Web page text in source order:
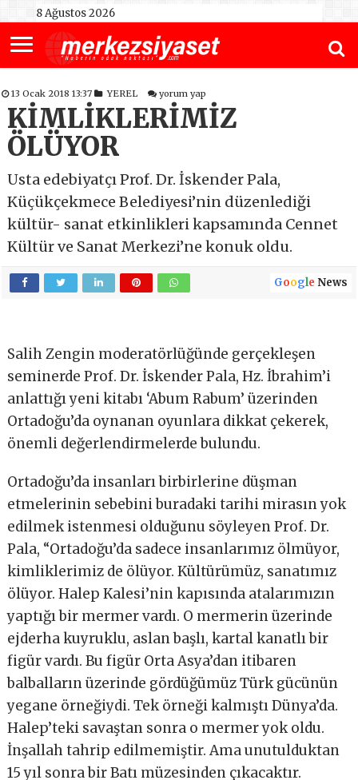
8 Ağustos 2026
13 Ocak 2018 13:37 YEREL yorum yap
KİMLİKLERİMİZ
ÖLÜYOR
Usta edebiyatçı Prof. Dr. İskender Pala,
Küçükçekmece Belediyesi’nin düzenlediği
kültür- sanat etkinlikleri kapsamında Cennet
Kültür ve Sanat Merkezi’ne konuk oldu.
Google News
Salih Zengin moderatörlüğünde gerçekleşen
seminerde Prof. Dr. İskender Pala, Hz. İbrahim’i
anlattığı yeni kitabı ‘Abum Rabum’ üzerinden
Ortadoğu’da oynanan oyunlara dikkat çekerek,
önemli değerlendirmelerde bulundu.
Ortadoğu’da insanları birbirlerine düşman
etmelerinin sebebini buradaki tarihi mirasın yok
edilmek istenmesi olduğunu söyleyen Prof. Dr.
Pala, “Ortadoğu’da sadece insanlarımız ölmüyor,
kimliklerimiz de ölüyor. Kültürümüz, sanatımız
ölüyor. Halep Kalesi’nin kapısında atalarımızın
yaptığı bir mermer vardı. O mermerin üzerinde
ejderha kuyruklu, aslan başlı, kartal kanatlı bir
figür vardı. Bu figür Orta Asya’dan itibaren
balbalların üzerinde gördüğümüz Türk gücünün
yegane örneğiydi. Tek örneği kalmıştı Dünya’da.
Halep’teki savaştan sonra o mermer yok oldu.
İnşallah tahrip edilmemiştir. Ama unutulduktan
15 yıl sonra bir Batı müzesinden çıkacaktır.